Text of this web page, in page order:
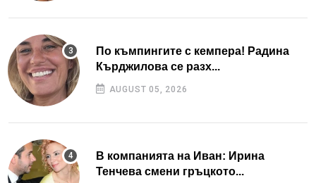
По къмпингите с кемпера! Радина
Кърджилова се разх...
AUGUST 05, 2026
В компанията на Иван: Ирина
Тенчева смени гръцкото...